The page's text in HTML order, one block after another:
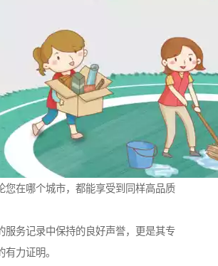
您在哪个城市，都能享受到同样高品质
服务记录中保持的良好声誉，更是其专
力证明。